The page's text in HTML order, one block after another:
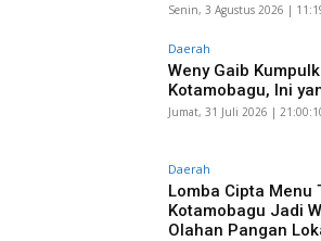
Senin, 3 Agustus 2026 |
Daerah
Weny Gaib
Kotamobagu, Ini
Jumat, 31 Juli 2026 |
Daerah
Lomba Cipta Menu
Kotamobagu Jadi
Olahan Pangan